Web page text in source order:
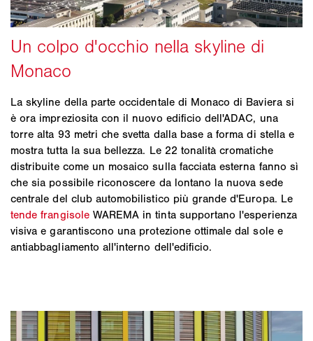
La skyline della parte occidentale di Monaco di Baviera si
è ora impreziosita con il nuovo edificio dell'ADAC, una
torre alta 93 metri che svetta dalla base a forma di stella e
mostra tutta la sua bellezza. Le 22 tonalità cromatiche
distribuite come un mosaico sulla facciata esterna fanno sì
che sia possibile riconoscere da lontano la nuova sede
centrale del club automobilistico più grande d'Europa. Le
tende frangisoleWAREMA in tinta supportano l'esperienza
visiva e garantiscono una protezione ottimale dal sole e
antiabbagliamento all'interno dell'edificio.